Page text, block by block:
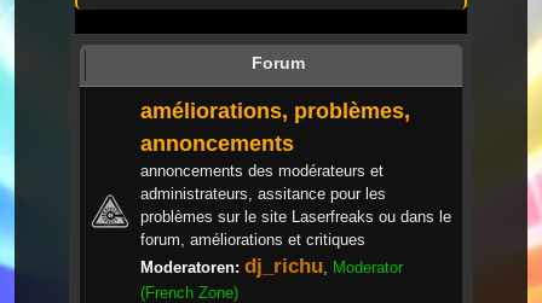
Forum
améliorations, problèmes,
annoncements
annoncements des modérateurs et
administrateurs, assitance pour les
problèmes sur le site Laserfreaks ou dans le
forum, améliorations et critiques
Moderatoren: dj_richu Moderator
(French Zone)